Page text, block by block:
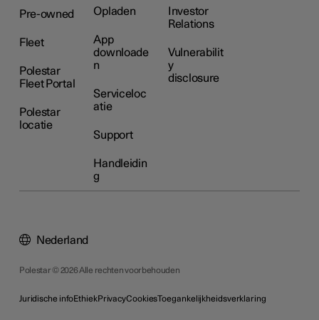
Pre-owned
Fleet
Polestar
Fleet Portal
Polestar
locatie
Opladen
App
downloade
n
Serviceloc
atie
Support
Handleidin
g
Investor
Relations
Vulnerabilit
y
disclosure
Polestar © 2026 Alle rechten voorbehouden
Juridische infoEthiekPrivacyCookiesToegankelijkheidsverklaring
Nederland